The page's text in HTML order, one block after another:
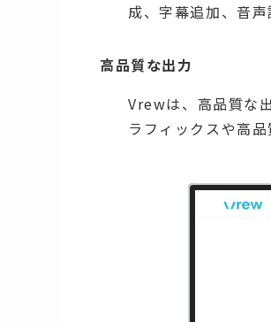
成、字幕追加、音
高品質な出力
Vrewは、高品質な
ラフィックスや高